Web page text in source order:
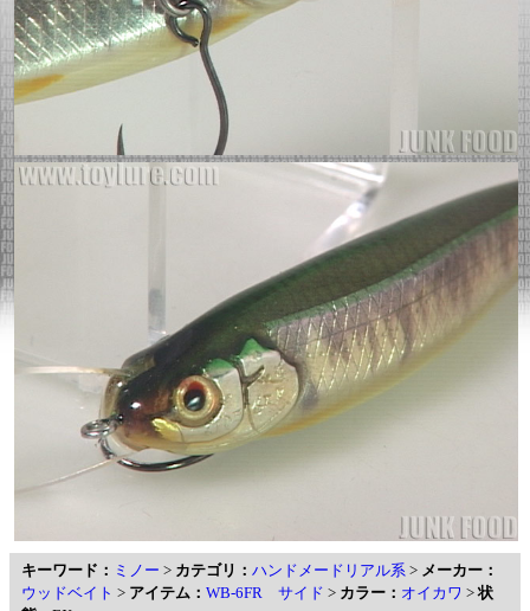
キーワード： ミノー > カテゴリ： ハンドメードリアル系 > メーカー：
ウッドベイト > アイテム： WB-6FR サイド > カラー： オイカワ >状